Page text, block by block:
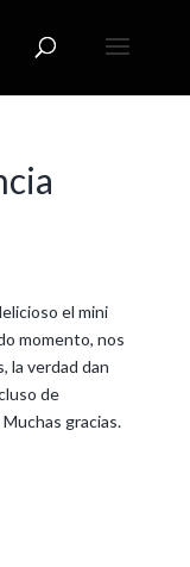
el mini
momento, nos
la verdad dan
de
gracias.